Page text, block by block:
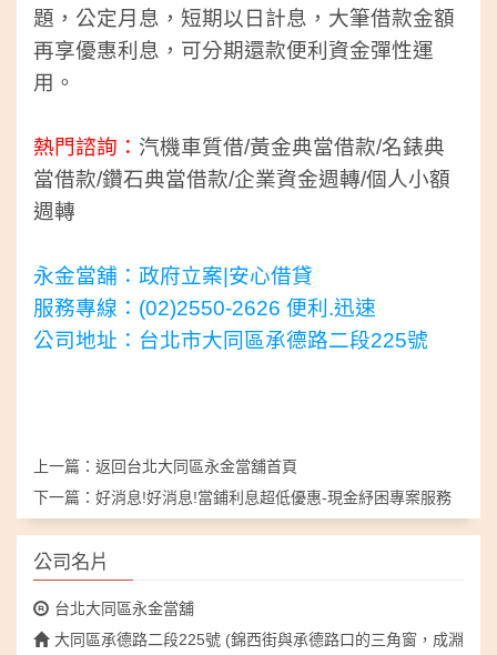
題，公定月息，短期以日計息，大筆借款金額
再享優惠利息，可分期還款便利資金彈性運
用。
熱門諮詢： 汽機車質借/黃金典當借款/名錶典
當借款/鑽石典當借款/企業資金週轉/個人小額
週轉
永金當舖：政府立案|安心借貸
服務專線：(02)2550-2626 便利.迅速
公司地址：台北市大同區承德路二段225號
上一篇：返回台北大同區永金當舖首頁
下一篇： 好消息!好消息!當鋪利息超低優惠-現金紓困專案服務
公司名片
台北大同區永金當舖
大同區承德路二段225號 (錦西街與承德路口的三角窗，成淵